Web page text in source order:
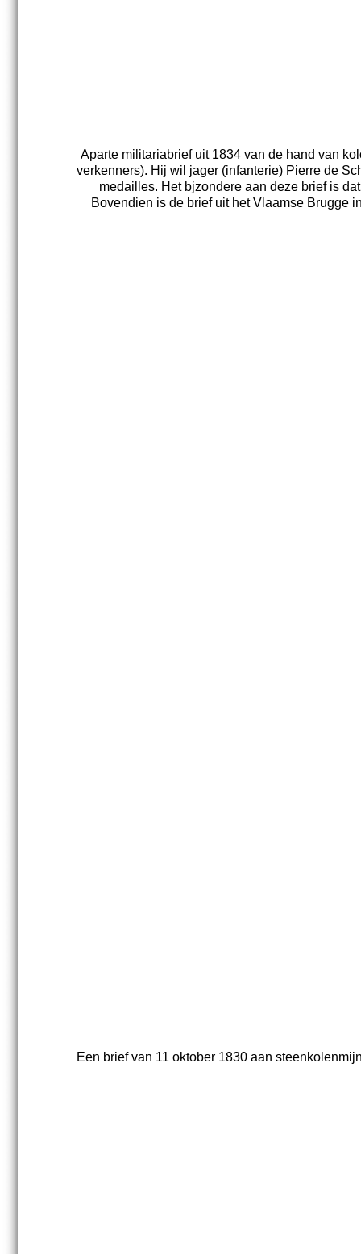
Aparte militariabrief uit 1834 van de hand van
verkenners). Hij wil jager (infanterie) Pierre de
medailles. Het bjzondere aan deze brief is
Bovendien is de brief uit het Vlaamse Brugge
Een brief van 11 oktober 1830 aan